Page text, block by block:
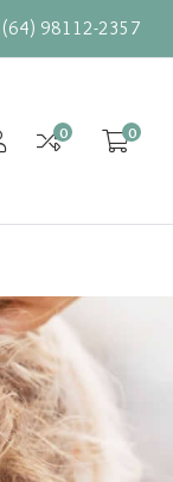
(64) 98112-2357
0 0